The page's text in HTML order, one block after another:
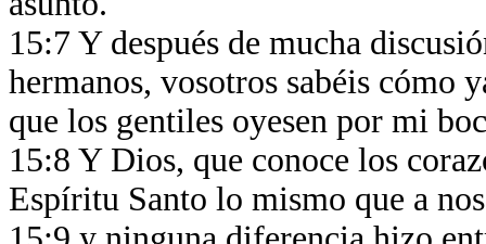
15:7 Y después de mucha
hermanos, vosotros sabéis cómo
que los gentiles oyesen por mi
15:8 Y Dios, que conoce los
Espíritu Santo lo mismo que a